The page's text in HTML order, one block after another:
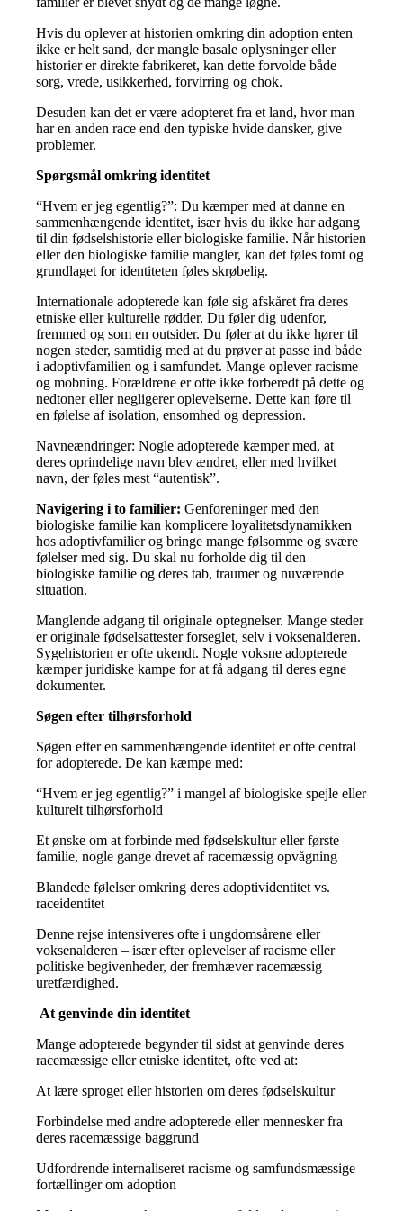
Hvis du oplever at historien omkring din adoption enten
ikke er helt sand, der mangle basale oplysninger eller
historier er direkte fabrikeret, kan dette forvolde både
sorg, vrede, usikkerhed, forvirring og chok.
Desuden kan det er være adopteret fra et land, hvor man
har en anden race end den typiske hvide dansker, give
problemer.
Spørgsmål omkring identitet
“Hvem er jeg egentlig?”: Du kæmper med at danne en
sammenhængende identitet, især hvis du ikke har adgang
til din fødselshistorie eller biologiske familie. Når historien
eller den biologiske familie mangler, kan det føles tomt og
grundlaget for identiteten føles skrøbelig.
Internationale adopterede kan føle sig afskåret fra deres
etniske eller kulturelle rødder. Du føler dig udenfor,
fremmed og som en outsider. Du føler at du ikke hører til
nogen steder, samtidig med at du prøver at passe ind både
i adoptivfamilien og i samfundet. Mange oplever racisme
og mobning. Forældrene er ofte ikke forberedt på dette og
nedtoner eller negligerer oplevelserne. Dette kan føre til
en følelse af isolation, ensomhed og depression.
Navneændringer: Nogle adopterede kæmper med, at
deres oprindelige navn blev ændret, eller med hvilket
navn, der føles mest “autentisk”.
Navigering i to familier: Genforeninger med den
biologiske familie kan komplicere loyalitetsdynamikken
hos adoptivfamilier og bringe mange følsomme og svære
følelser med sig. Du skal nu forholde dig til den
biologiske familie og deres tab, traumer og nuværende
situation.
Manglende adgang til originale optegnelser. Mange steder
er originale fødselsattester forseglet, selv i voksenalderen.
Sygehistorien er ofte ukendt. Nogle voksne adopterede
kæmper juridiske kampe for at få adgang til deres egne
dokumenter.
Søgen efter tilhørsforhold
Søgen efter en sammenhængende identitet er ofte central
for adopterede. De kan kæmpe med:
“Hvem er jeg egentlig?” i mangel af biologiske spejle eller
kulturelt tilhørsforhold
Et ønske om at forbinde med fødselskultur eller første
familie, nogle gange drevet af racemæssig opvågning
Blandede følelser omkring deres adoptividentitet vs.
raceidentitet
Denne rejse intensiveres ofte i ungdomsårene eller
voksenalderen – især efter oplevelser af racisme eller
politiske begivenheder, der fremhæver racemæssig
uretfærdighed.
At genvinde din identitet
Mange adopterede begynder til sidst at genvinde deres
racemæssige eller etniske identitet, ofte ved at:
At lære sproget eller historien om deres fødselskultur
Forbindelse med andre adopterede eller mennesker fra
deres racemæssige baggrund
Udfordrende internaliseret racisme og samfundsmæssige
fortællinger om adoption